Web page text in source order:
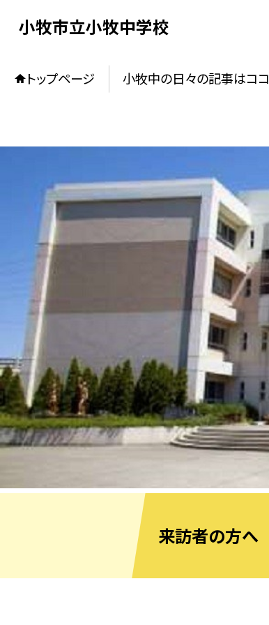
小牧市立小牧中学校
トップページ 小牧中の日々の記事はココ
来訪者の方へ